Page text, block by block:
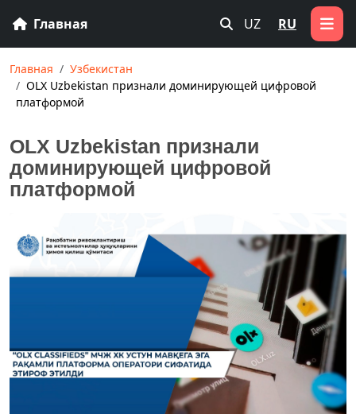
Главная UZ RU
Главная
Узбекистан
OLX Uzbekistan признали доминирующей цифровой
платформой
OLX Uzbekistan признали
доминирующей цифровой
платформой